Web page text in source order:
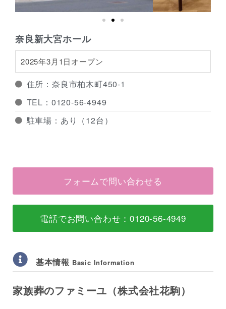
奈良新大宮ホール
2025年3月1日オープン
住所：奈良市柏木町450-1
TEL：0120-56-4949
駐車場：あり（12台）
フォームで問い合わせる
電話でお問い合わせ：0120-56-4949
基本情報 Basic Information
家族葬のファミーユ（株式会社花駒）